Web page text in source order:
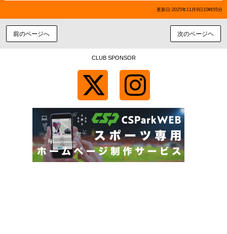
更新日:2025年11月9日10時55分
前のページへ 次のページヘ
CLUB SPONSOR